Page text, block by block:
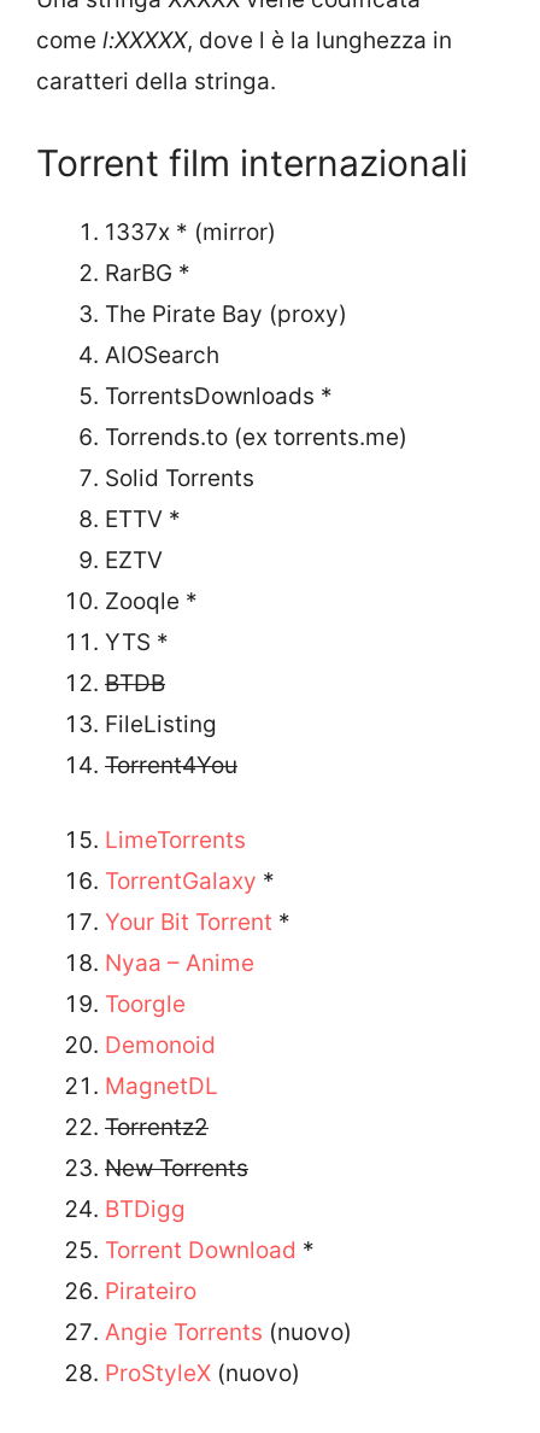
come l:XXXXX, dove l è la lunghezza in
caratteri della stringa.
Torrent film internazionali
1337x * (mirror)
RarBG *
The Pirate Bay (proxy)
AIOSearch
TorrentsDownloads *
Torrends.to (ex torrents.me)
Solid Torrents
ETTV *
EZTV
Zooqle *
YTS *
BTDB
FileListing
Torrent4You
LimeTorrents
TorrentGalaxy *
Your Bit Torrent *
Nyaa – Anime
Toorgle
Demonoid
MagnetDL
Torrentz2
New Torrents
BTDigg
Torrent Download *
Pirateiro
Angie Torrents (nuovo)
ProStyleX (nuovo)